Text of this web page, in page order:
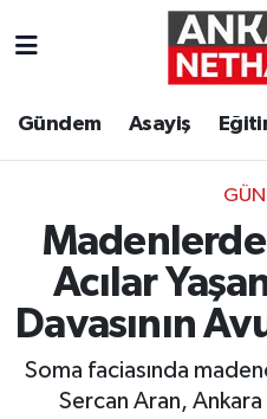
Gündem Asayiş
Madenlerde
Acılar
Davasının
Soma faciasında
Sercan Aran,
Ekonomi
Gündem
Kim Kimdir Nereli
Ankara Hava Durumu
Tüm Manşetler
Son Dakika Haberleri
Haber Arşivi